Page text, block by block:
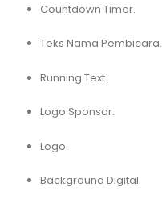
Countdown Timer.
Teks Nama Pembicara.
Running Text.
Logo Sponsor.
Logo.
Background Digital.